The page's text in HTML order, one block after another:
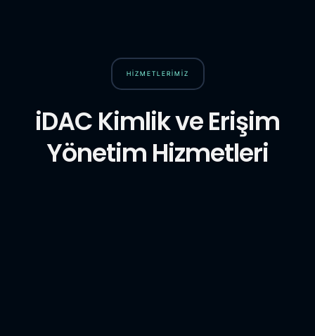
HİZMETLERİMİZ
iDAC Kimlik ve Erişim
Yönetim Hizmetleri